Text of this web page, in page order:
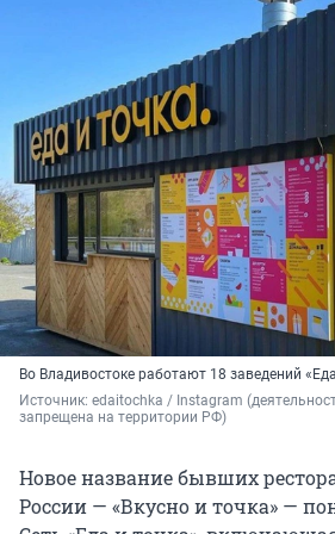
Во Владивостоке работают 18 заведений
Источник: edaitochka / Instagram
запрещена на территории РФ)
Новое название бывших
России — «Вкусно и точка» —